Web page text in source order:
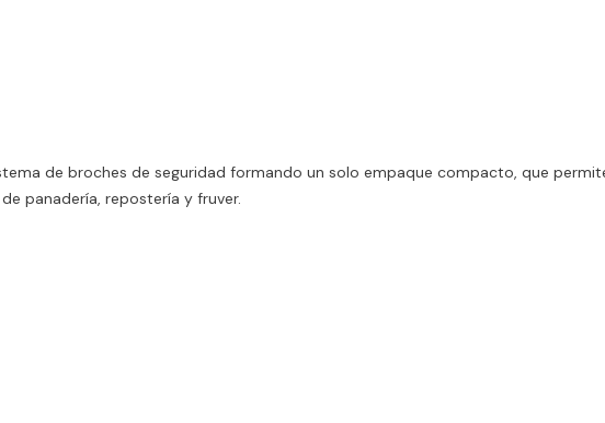
de broches de seguridad formando un solo empaque compacto, que
panadería, repostería y fruver.